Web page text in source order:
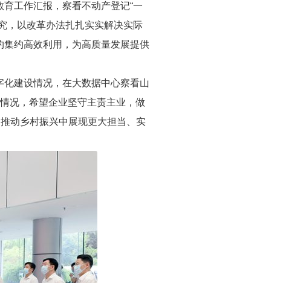
工作汇报，察看不动产登记“一
，以改革办法扎扎实实解决实际
约高效利用，为高质量发展提供
建设情况，在大数据中心察看山
况，希望企业坚守主责主业，做
动乡村振兴中展现更大担当、实